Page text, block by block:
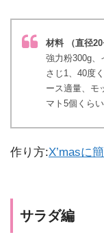
材料 （直径20
強力粉300g、
さじ1、40度
ース適量、モ
マト5個くらい
作り方:X’masに
サラダ編